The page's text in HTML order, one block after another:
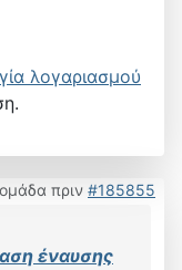
λογαριασμού
πριν #185855
έναυσης